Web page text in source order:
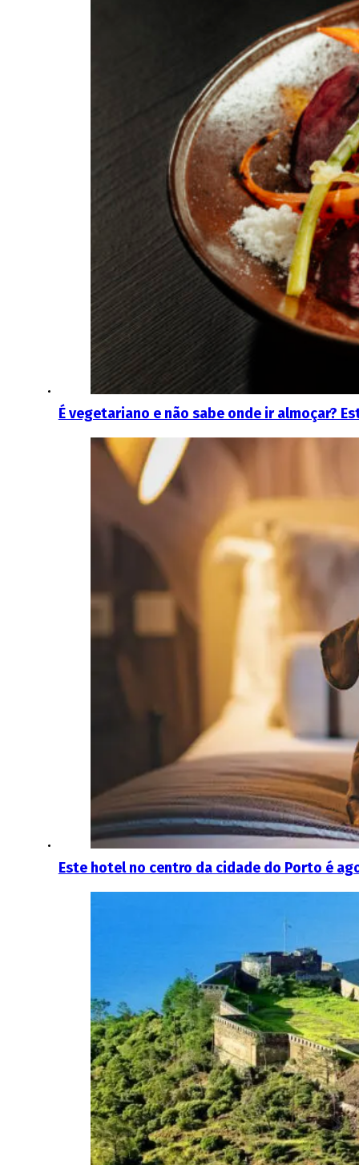
É vegetariano e não sabe onde ir almoçar?
Este hotel no centro da cidade do Porto é